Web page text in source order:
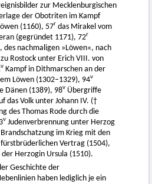
zur Mecklenburgischen
der Obotriten im Kampf
(1160), 57r das Mirakel vom
(gegründet 1171), 72r
des nachmaligen »Löwen«, nach
Rostock unter Erich VIII. von
v Kampf in Dithmarschen an der
Löwen (1302–1329), 94v
Dänen (1389), 98v Übergriffe
das Volk unter Johann IV. (†
des Thomas Rode durch die
v Judenverbrennung unter Herzog
Brandschatzung im Krieg mit den
Vertrag (1504),
Herzogin Ursula (1510).
Geschichte der
haben lediglich je ein